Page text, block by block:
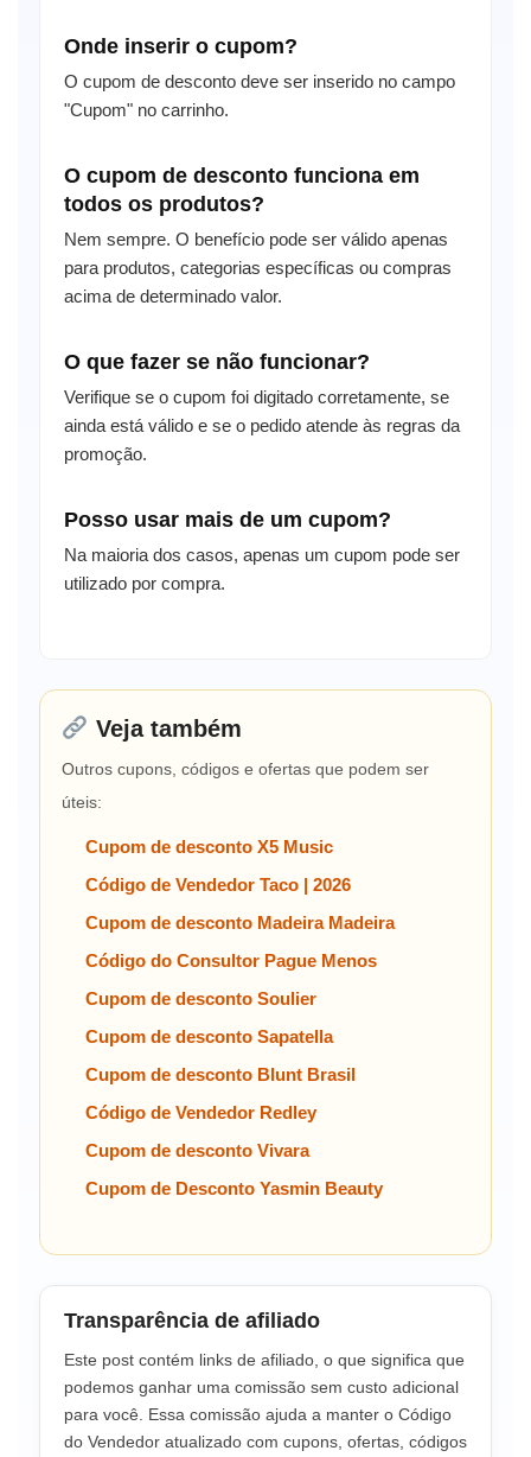
Onde inserir o cupom?
O cupom de desconto deve ser inserido no campo
"Cupom" no carrinho.
O cupom de desconto funciona em
todos os produtos?
Nem sempre. O benefício pode ser válido apenas
para produtos, categorias específicas ou compras
acima de determinado valor.
O que fazer se não funcionar?
Verifique se o cupom foi digitado corretamente, se
ainda está válido e se o pedido atende às regras da
promoção.
Posso usar mais de um cupom?
Na maioria dos casos, apenas um cupom pode ser
utilizado por compra.
Veja também
Outros cupons, códigos e ofertas que podem ser
úteis:
Cupom de desconto X5 Music
Código de Vendedor Taco | 2026
Cupom de desconto Madeira Madeira
Código do Consultor Pague Menos
Cupom de desconto Soulier
Cupom de desconto Sapatella
Cupom de desconto Blunt Brasil
Código de Vendedor Redley
Cupom de desconto Vivara
Cupom de Desconto Yasmin Beauty
Transparência de afiliado
Este post contém links de afiliado, o que significa que
podemos ganhar uma comissão sem custo adicional
para você. Essa comissão ajuda a manter o Código
do Vendedor atualizado com cupons, ofertas, códigos